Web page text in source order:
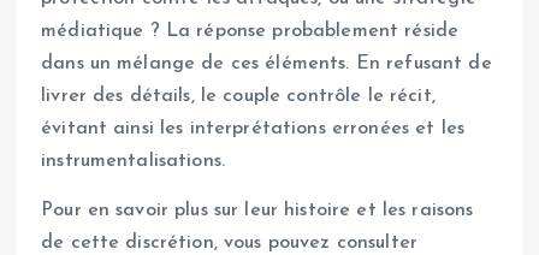
médiatique ? La réponse probablement réside
dans un mélange de ces éléments. En refusant de
livrer des détails, le couple contrôle le récit,
évitant ainsi les interprétations erronées et les
instrumentalisations.
Pour en savoir plus sur leur histoire et les raisons
de cette discrétion, vous pouvez consulter